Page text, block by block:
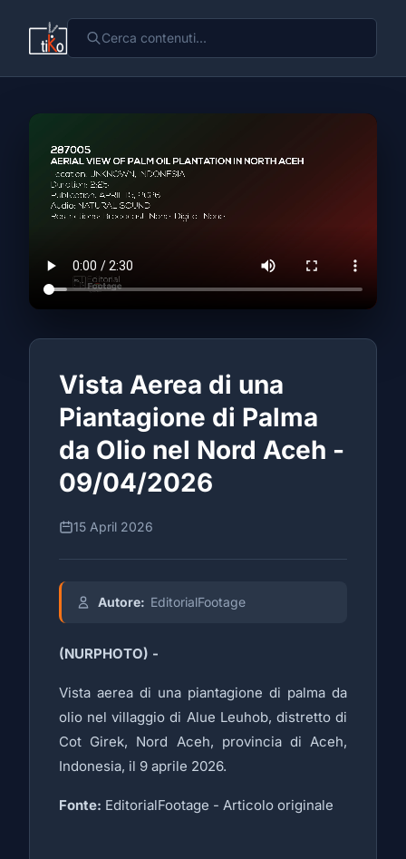
Vista Aerea di una
Piantagione di Palma
da Olio nel Nord Aceh -
09/04/2026
15 April 2026
Autore: EditorialFootage
(NURPHOTO) -
Vista aerea di una piantagione di palma da
olio nel villaggio di Alue Leuhob, distretto di
Cot Girek, Nord Aceh, provincia di Aceh,
Indonesia, il 9 aprile 2026.
Fonte: EditorialFootage - Articolo originale